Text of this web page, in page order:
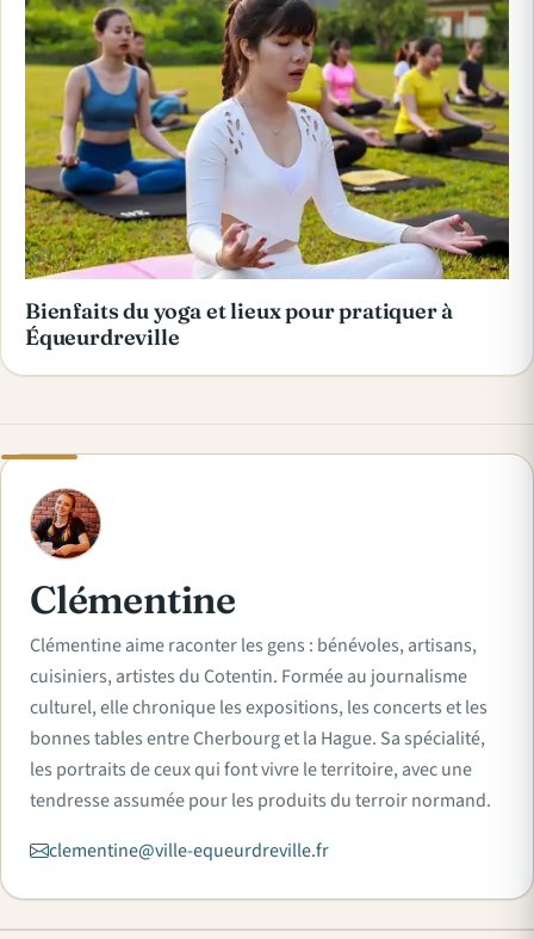
Bienfaits du yoga et lieux pour pratiquer à
Équeurdreville
C
Clémentine
Clémentine aime raconter les gens : bénévoles, artisans,
cuisiniers, artistes du Cotentin. Formée au journalisme
culturel, elle chronique les expositions, les concerts et les
bonnes tables entre Cherbourg et la Hague. Sa spécialité,
les portraits de ceux qui font vivre le territoire, avec une
tendresse assumée pour les produits du terroir normand.
clementine@ville-equeurdreville.fr